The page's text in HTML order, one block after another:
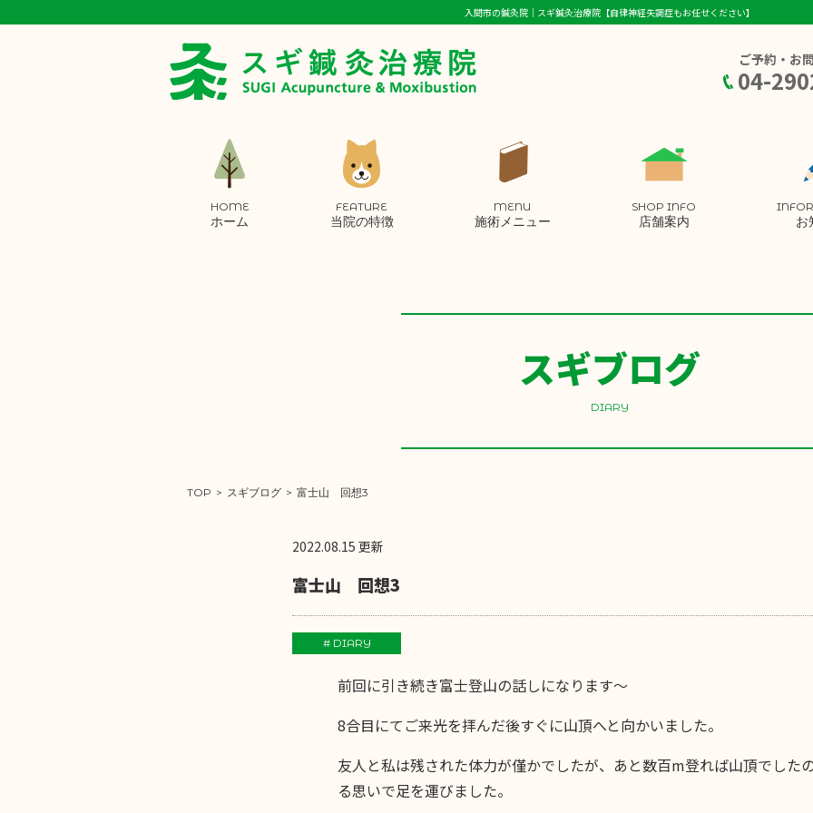
入間市の鍼灸院｜スギ鍼灸治療院【自律神経失調症もお任せください】
ご予約・お
04-
ホーム
HOME
当院の特徴
FEATURE
施術メニュー
MENU
店舗案内
SHOP INFO
お
スギブログ
DIARY
TOP > スギブログ > 富士山 回想3
2022.08.15 更新
富士山 回想3
# DIARY
前回に引き続き富士登山の話しになります〜
8合目にてご来光を拝んだ後すぐに山頂へと向かいました。
友人と私は残された体力が僅かでしたが、あと数百m登れば山頂でした
る思いで足を運びました。